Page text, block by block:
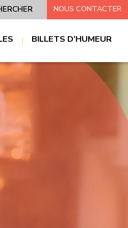
NOUS CONTACTER
BILLETS D’HUMEUR